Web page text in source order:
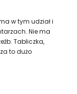
w tym udział i
Nie ma
Tabliczka,
to dużo